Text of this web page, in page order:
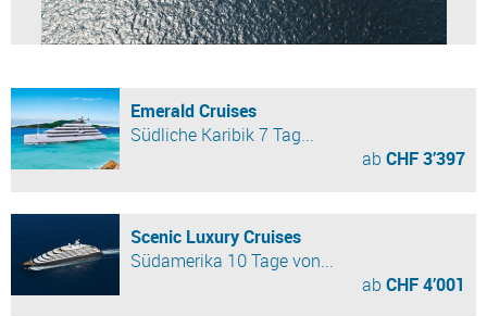
Emerald Cruises
Südliche Karibik 7 Tag...
ab CHF 3’397
Scenic Luxury Cruises
Südamerika 10 Tage von...
ab CHF 4’001